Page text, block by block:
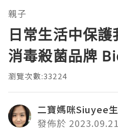
親子
日常生活中保
消毒殺菌品牌
瀏覽次數:33224
二寶媽咪Siuyee
發佈於 2023.09.21